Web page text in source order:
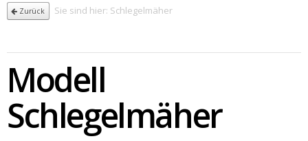
STAMA
NESBO
Zurück Sie sind hier: Schlegelmäher
Modell
Schlegelmäher